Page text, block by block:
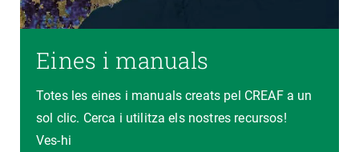
Eines i manuals
Totes les eines i manuals creats pel CREAF a un
sol clic. Cerca i utilitza els nostres recursos!
Ves-hi